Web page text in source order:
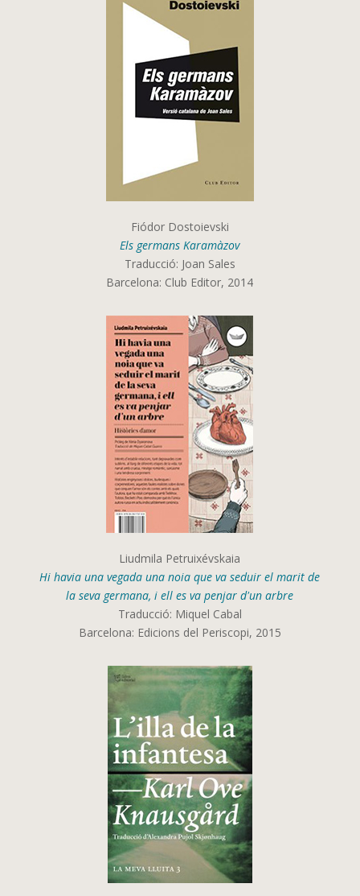
Fiódor Dostoievski
Els germans Karamàzov
Traducció: Joan Sales
Barcelona: Club Editor, 2014
Liudmila Petruixévskaia
Hi havia una vegada una noia que va seduir el marit de
la seva germana, i ell es va penjar d'un arbre
Traducció: Miquel Cabal
Barcelona: Edicions del Periscopi, 2015